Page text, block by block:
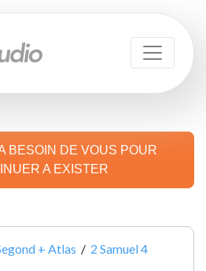
BESOIN DE VOUS POUR
A EXISTER
+ Atlas / 2 Samuel 4